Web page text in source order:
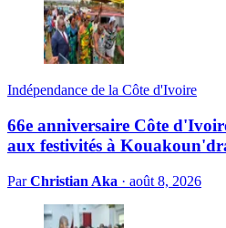
Indépendance de la Côte d'Ivoire
66e anniversaire Côte
aux festivités à
ParChristian Aka · août 8, 2026